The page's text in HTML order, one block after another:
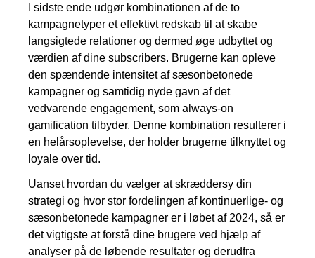
I sidste ende udgør kombinationen af de to
kampagnetyper et effektivt redskab til at skabe
langsigtede relationer og dermed øge udbyttet og
værdien af dine subscribers. Brugerne kan opleve
den spændende intensitet af sæsonbetonede
kampagner og samtidig nyde gavn af det
vedvarende engagement, som always-on
gamification tilbyder. Denne kombination resulterer i
en helårsoplevelse, der holder brugerne tilknyttet og
loyale over tid.
Uanset hvordan du vælger at skræddersy din
strategi og hvor stor fordelingen af kontinuerlige- og
sæsonbetonede kampagner er i løbet af 2024, så er
det vigtigste at forstå dine brugere ved hjælp af
analyser på de løbende resultater og derudfra